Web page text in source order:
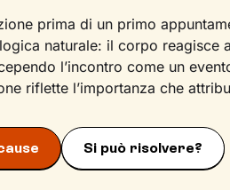
prima di un primo
naturale: il corpo reagisce
l’incontro come un
riflette l’importanza che
Si può risolvere?